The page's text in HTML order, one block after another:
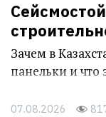
Зачем в
панельки и что
07.08.2026